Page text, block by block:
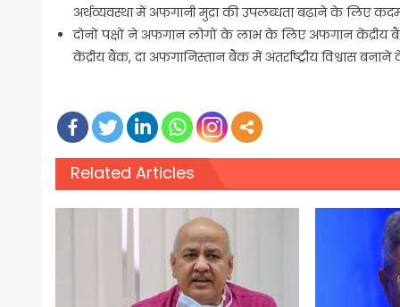
अर्थव्यवस्था में अफगानी मुद्रा की उपलब्धता बढ़ाने के लिए
दोनों पक्षों ने अफगान लोगों के लाभ के लिए अफगान
केंद्रीय बैंक, दा अफगानिस्तान बैंक में अंतर्राष्ट्रीय विश्वास
Related Articles